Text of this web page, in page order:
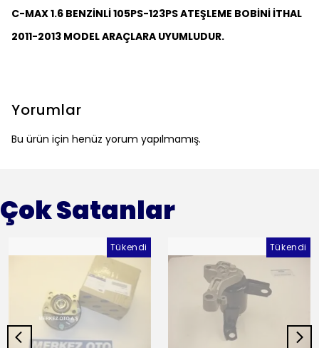
C-MAX 1.6 BENZİNLİ 105PS-123PS ATEŞLEME BOBİNİ İTHAL
2011-2013 MODEL ARAÇLARA UYUMLUDUR.
Yorumlar
Bu ürün için henüz yorum yapılmamış.
Çok Satanlar
Tükendi Tükendi